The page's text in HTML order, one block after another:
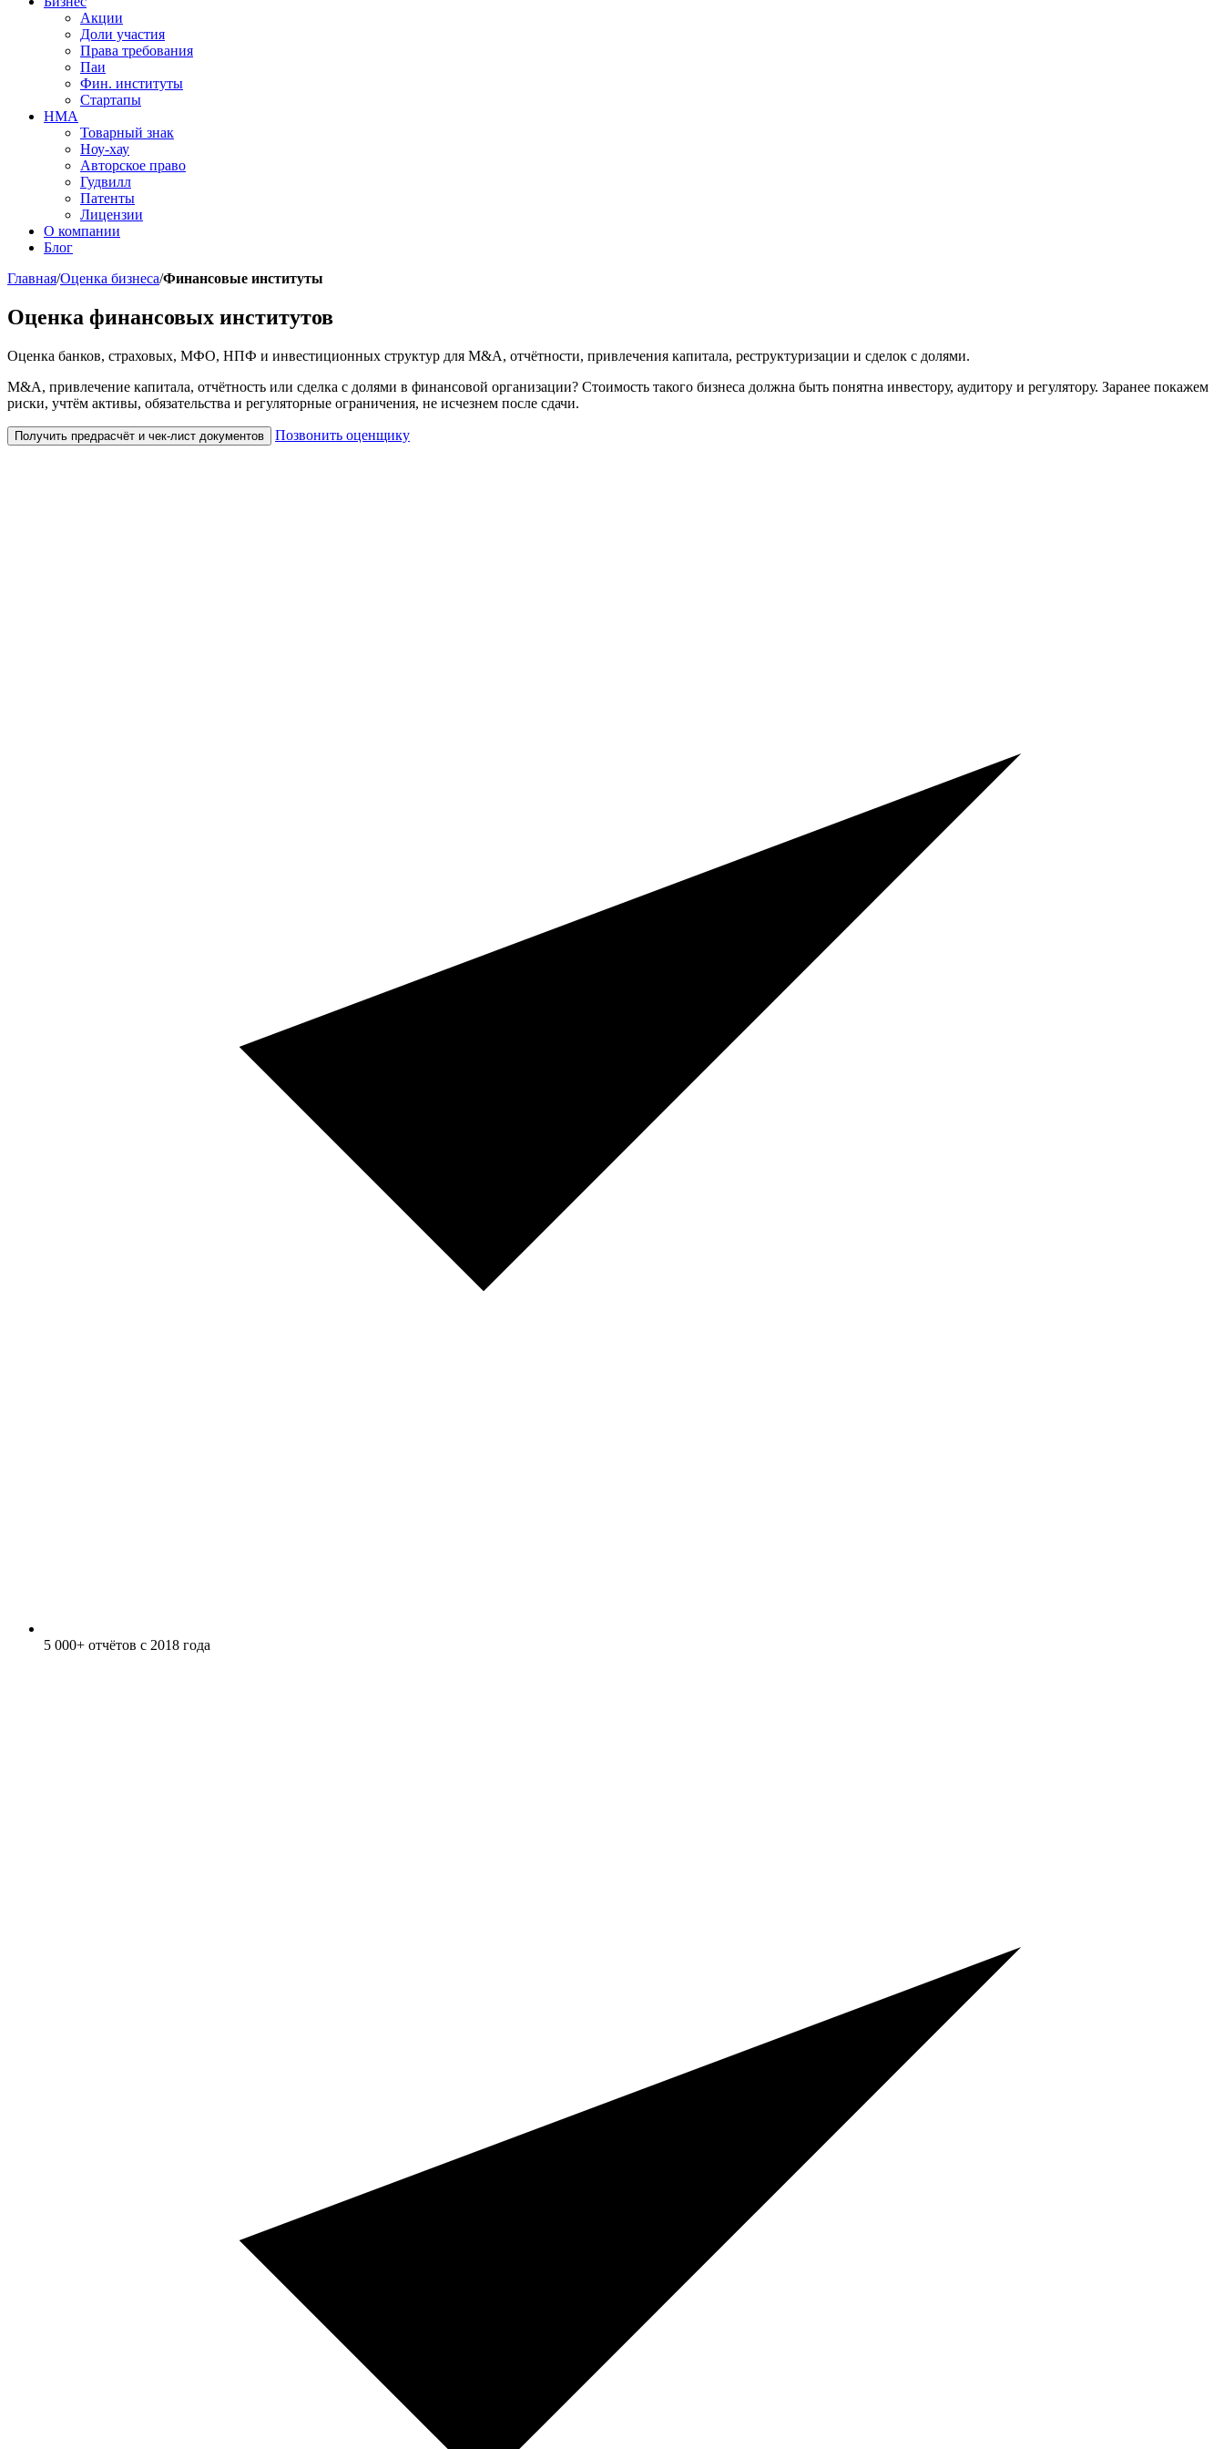
Акции
Доли участия
Права требования
Паи
Фин. институты
Стартапы
НМА
Товарный знак
Ноу-хау
Авторское право
Гудвилл
Патенты
Лицензии
О компании
Блог
Главная/Оценка бизнеса/Финансовые институты
Оценка финансовых институтов
Оценка банков, страховых, МФО, НПФ и инвестиционных структур для M&A, отчётности, привлечения капитала, реструктуризации и сделок с долями.
M&A, привлечение капитала, отчётность или сделка с долями в финансовой организации? Стоимость такого бизнеса должна быть понятна инвестору, аудитору и регулятору. Заранее покажем
риски, учтём активы, обязательства и регуляторные ограничения, не исчезнем после сдачи.
Получить предрасчёт и чек-лист документов Позвонить оценщику
5 000+ отчётов с 2018 года